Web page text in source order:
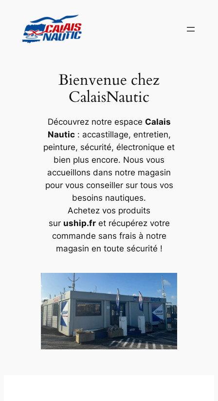
contenu
Bienvenue chez
CalaisNautic
Découvrez notre espace Calais
Nautic: accastillage, entretien,
peinture, sécurité, électronique et
bien plus encore. Nous vous
accueillons dans notre magasin
pour vous conseiller sur tous vos
besoins nautiques.
Achetez vos produits
sur uship.fret récupérez votre
commande sans frais à notre
magasin en toute sécurité !